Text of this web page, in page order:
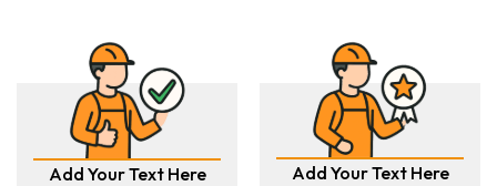
Add Your Text Here Add Your Text Here